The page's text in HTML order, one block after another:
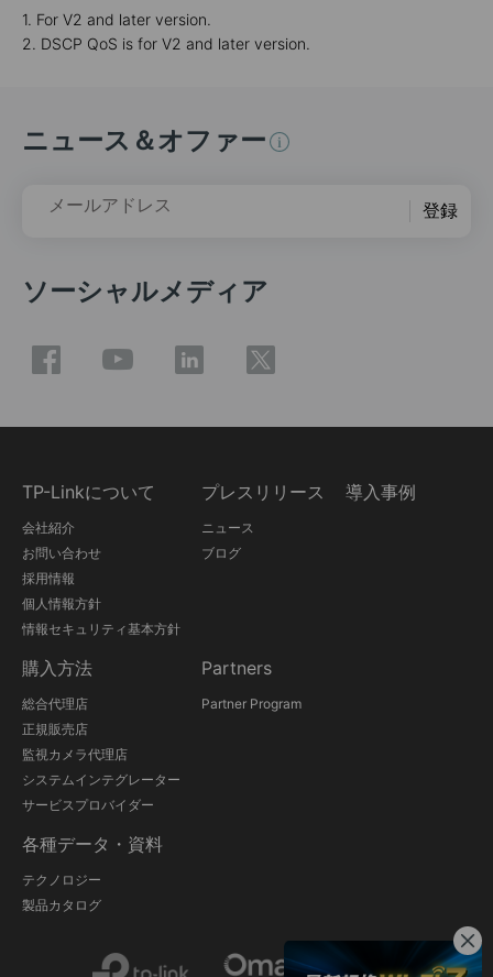
1. For V2 and later version.
2. DSCP QoS is for V2 and later version.
ニュース＆オファー
メールアドレス 登録
ソーシャルメディア
TP-Linkについて
会社紹介
お問い合わせ
採用情報
個人情報方針
情報セキュリティ基本方針
プレスリリース
ニュース
ブログ
導入事例
購入方法
総合代理店
正規販売店
監視カメラ代理店
システムインテグレーター
サービスプロバイダー
Partners
Partner Program
各種データ・資料
テクノロジー
製品カタログ